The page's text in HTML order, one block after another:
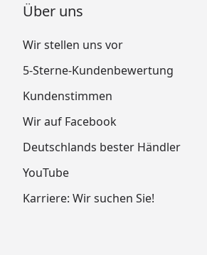
Über uns
Wir stellen uns vor
5-Sterne-Kundenbewertung
Kundenstimmen
Wir auf Facebook
Deutschlands bester Händler
YouTube
Karriere: Wir suchen Sie!